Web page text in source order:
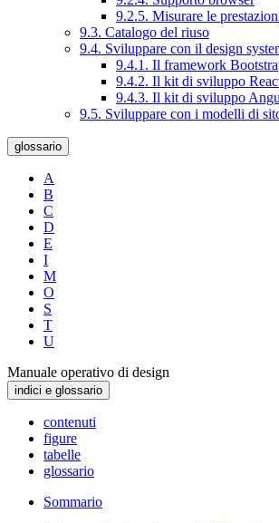
9.2.5. Misurare le
9.3. Catalogo del riuso
9.4. Sviluppare con il design
9.4.1. Il framework
9.4.2. Il kit di sviluppo
9.4.3. Il kit di sviluppo
9.5. Sviluppare con i modelli di
glossario
A
B
C
D
E
I
M
O
S
T
U
Manuale operativo di design
indici e glossario
contenuti
figure
tabelle
glossario
Sommario